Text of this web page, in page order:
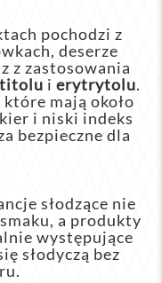
pochodzi z
deserze
z zastosowania
i erytrytolu.
mają około
i niski indeks
bezpieczne dla
słodzące nie
a produkty
występujące
słodyczą bez